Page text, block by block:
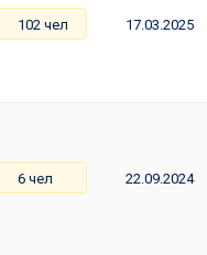
102 чел 17.03.2025
6 чел 22.09.2024